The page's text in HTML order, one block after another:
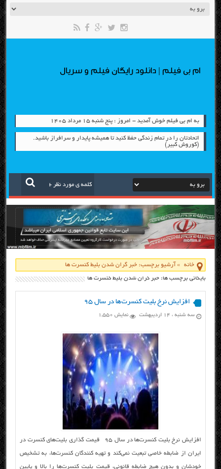
ام بی فیلم | دانلود رایگان فیلم و سریال
به ام بی فیلم خوش آمدید - امروز : پنج شنبه ۱۵ مرداد ۱۴۰۵
اتحادتان را در تمام زندگی حفظ کنید تا همیشه پایدار و سرافراز باشید.
(کوروش کبیر)
خانه » آرشیو برچسب: خبر گران شدن بلیط کنسرت ها
بایگانی برچسب ها: خبر گران شدن بلیط کنسرت ها
افزایش نرخ بلیت کنسرت‌ها در سال ۹۵
سه شنبه ، ۱۴ اردیبهشت نمایش 1,550
افزایش نرخ بلیت کنسرت‌ها در سال ۹۵ قیمت‌ گذاری بلیت‌های کنسرت در
ایران از ضابطه خاصی تبعیت نمی‌کند و تهیه کنندگان کنسرت‌ها، به تشخیص
خودشان و بدون هیچ ضابطه قانونی،‌ قیمت بلیت کنسرت‌ها را بالا و پایین